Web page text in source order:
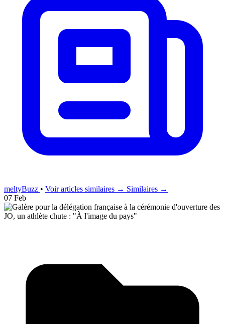
meltyBuzz • Voir articles similaires → Similaires →
07 Feb